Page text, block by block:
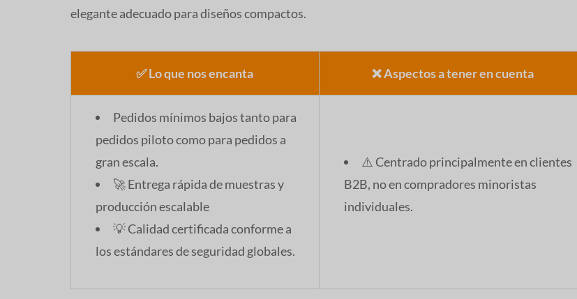
elegante adecuado para diseños compactos.
✅ Lo que nos encanta ❌ Aspectos a tener en cuenta
Pedidos mínimos bajos tanto para
pedidos piloto como para pedidos a
gran escala.
🚀 Entrega rápida de muestras y
producción escalable
💡 Calidad certificada conforme a
los estándares de seguridad globales.
⚠️ Centrado principalmente en clientes
B2B, no en compradores minoristas
individuales.